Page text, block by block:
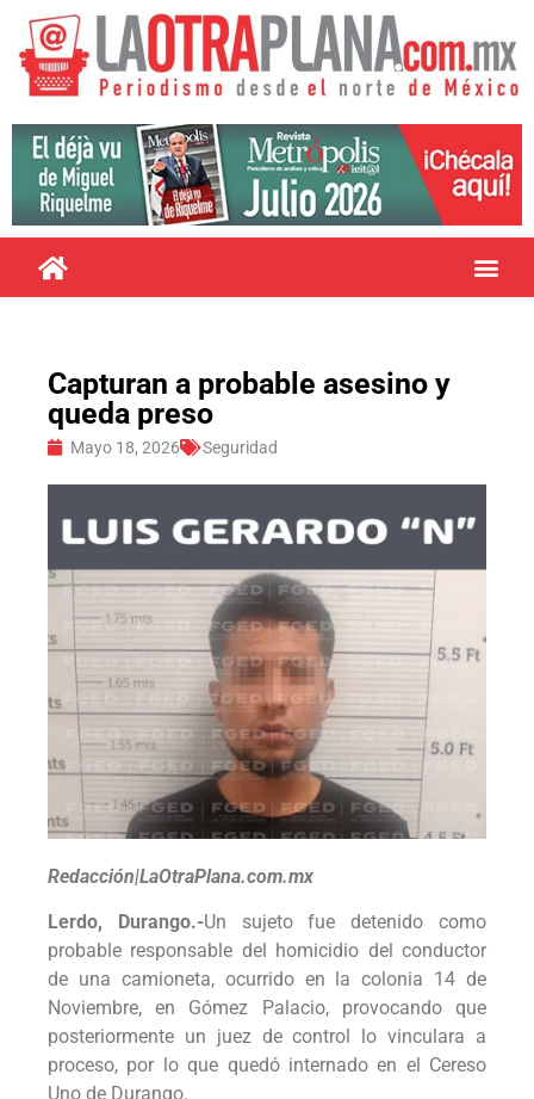
Capturan a probable asesino y
queda preso
Mayo 18, 2026 Seguridad
Redacción|LaOtraPlana.com.mx
Lerdo, Durango.-Un sujeto fue detenido como
probable responsable del homicidio del conductor
de una camioneta, ocurrido en la colonia 14 de
Noviembre, en Gómez Palacio, provocando que
posteriormente un juez de control lo vinculara a
proceso, por lo que quedó internado en el Cereso
Uno de Durango.